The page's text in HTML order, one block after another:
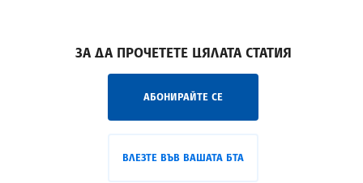
ЗА ДА ПРОЧЕТЕТЕ ЦЯЛАТА СТАТИЯ
АБОНИРАЙТЕ СЕ
ВЛЕЗТЕ ВЪВ ВАШАТА БТА